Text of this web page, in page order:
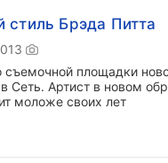
стиль Брэда Питта
съемочной площадки
Сеть. Артист в новом
моложе своих лет